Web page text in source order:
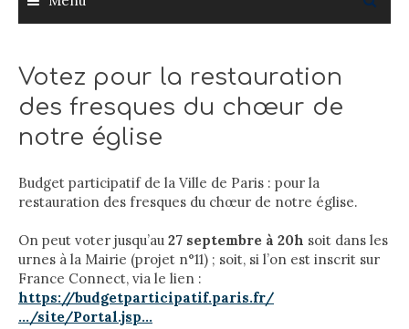
Votez pour la restauration
des fresques du chœur de
notre église
Budget participatif de la Ville de Paris : pour la
restauration des fresques du chœur de notre église.
On peut voter jusqu’au 27 septembre à 20h soit dans les
urnes à la Mairie (projet n°11) ; soit, si l’on est inscrit sur
France Connect, via le lien :
https://budgetparticipatif.paris.fr/
…/site/Portal.jsp…